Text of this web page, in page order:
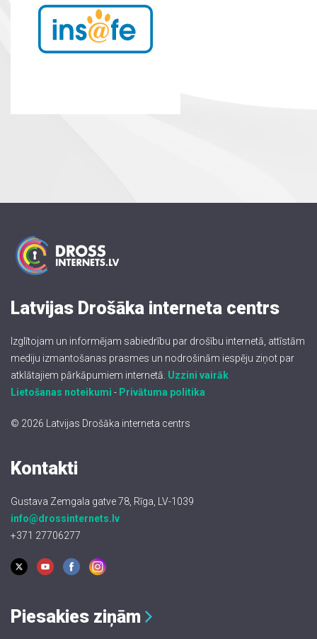
Latvijas Drošāka interneta centrs
Izglītojam un informējam sabiedrību par drošību internetā, attīstām
mediju izmantošanas prasmes un nodrošinām iespēju ziņot par
atklātajiem pārkāpumiem internetā. Uzzini vairāk
Lietošanas noteikumi - Privātuma politika
© 2026 Latvijas Drošāka interneta centrs
Kontakti
Gustava Zemgala gatve 78, Rīga, LV-1039
info@drossinternets.lv
+371 27706277
Piesakies ziņām